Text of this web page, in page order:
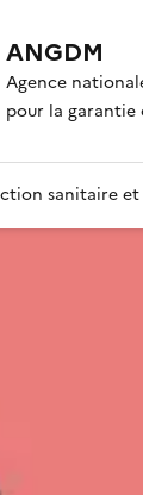
ANGDM
Agence
pour la garantie
sanitaire et